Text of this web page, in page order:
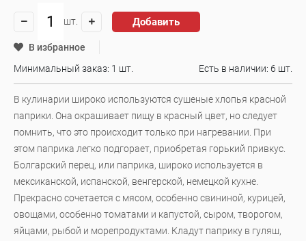
шт. Добавить
В избранное
Минимальный заказ: 1 шт.
Есть в наличии: 6 шт.
В кулинарии широко используются сушеные хлопья красной
паприки. Она окрашивает пищу в красный цвет, но следует
помнить, что это происходит только при нагревании. При
этом паприка легко подгорает, приобретая горький привкус.
Болгарский перец, или паприка, широко используется в
мексиканской, испанской, венгерской, немецкой кухне.
Прекрасно сочетается с мясом, особенно свининой, курицей,
овощами, особенно томатами и капустой, сыром, творогом,
яйцами, рыбой и морепродуктами. Кладут паприку в гуляш,